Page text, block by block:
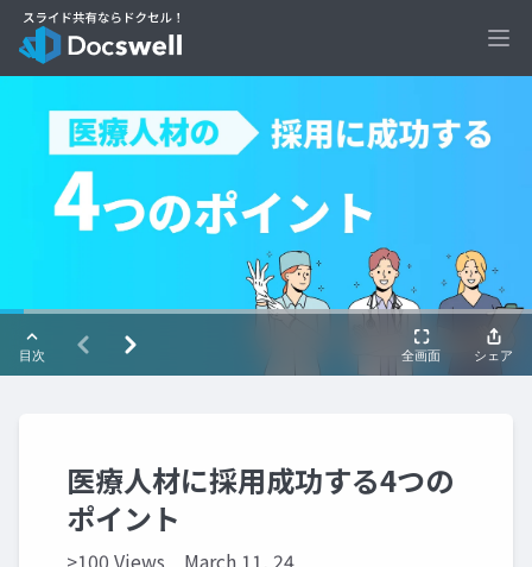
医療人材に採用成功する4つの
ポイント
>100 Views March 11, 24